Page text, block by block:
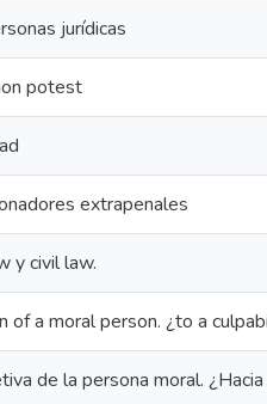
jurídicas
potest
extrapenales
y civil law.
of a moral person. ¿to a
de la persona moral.